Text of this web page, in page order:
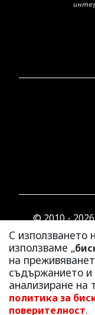
С използването
използваме „
на
съдържанието и
анализиране
политика за
поверителност.
© 2010 -